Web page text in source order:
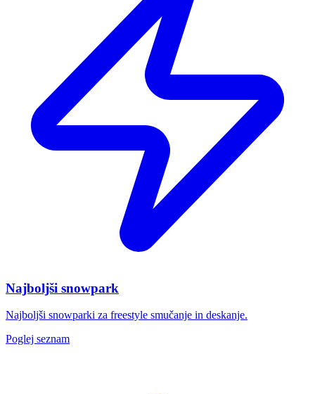
Najboljši snowpark
Najboljši snowparki za freestyle smučanje in deskanje.
Poglej seznam